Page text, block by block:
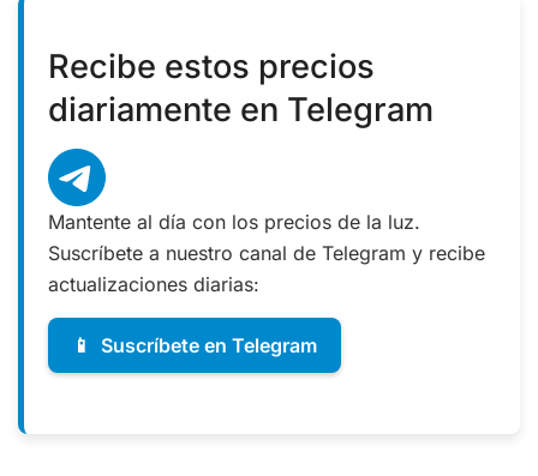
Recibe estos precios
diariamente en Telegram
Mantente al día con los precios de la luz.
Suscríbete a nuestro canal de Telegram y recibe
actualizaciones diarias:
📱 Suscríbete en Telegram